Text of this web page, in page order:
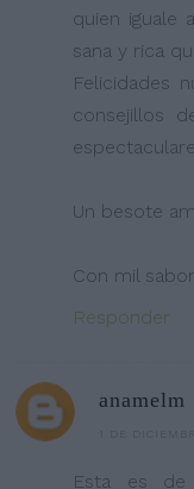
quien iguale
sana y rica
Felicidades
consejillos
Un besote
Con mil
Responder
anamelm
Esta es de